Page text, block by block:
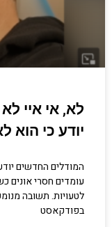
לא, אי איי
יודע כי הוא
המודלים החדשים
עומדים חסרי אונים
לטעויות. תשובה
בפודקאסט